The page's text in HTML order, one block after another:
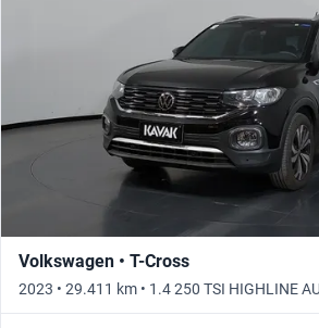
Volkswagen • T-Cross
2023 • 29.411 km • 1.4 250 TSI HIGHLINE